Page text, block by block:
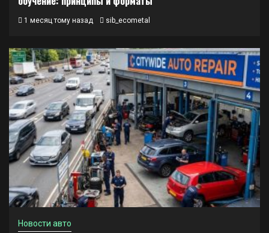
1 месяц тому назад sib_ecometal
Новости авто